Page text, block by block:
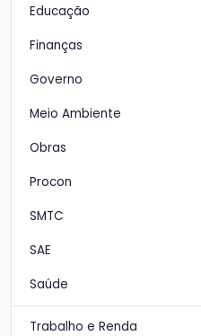
Educação
Finanças
Governo
Meio Ambiente
Obras
Procon
SMTC
SAE
Saúde
Trabalho e Renda